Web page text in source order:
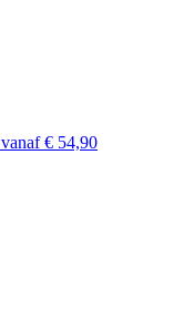
vanaf € 54,90